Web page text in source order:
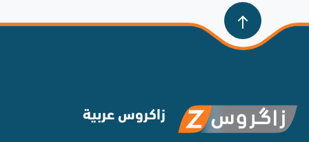
زاكروس عربية